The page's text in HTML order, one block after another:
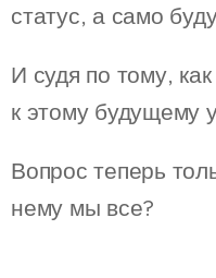
статус, а само
И судя по тому,
к этому будущему
Вопрос теперь
нему мы все?